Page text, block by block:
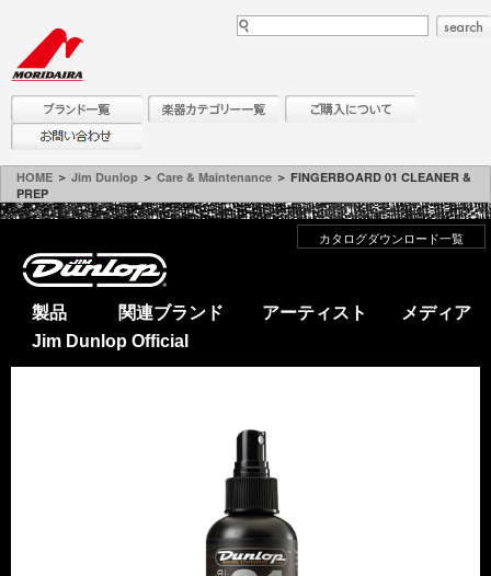
HOME ＞ Jim Dunlop ＞ Care & Maintenance ＞ FINGERBOARD 01 CLEANER &
PREP
カタログダウンロード一覧
製品 関連ブランド アーティスト
メディア
Jim Dunlop Official